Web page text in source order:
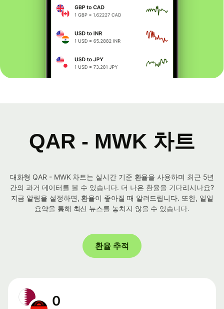
QAR - MWK 차트
대화형 QAR - MWK 차트는 실시간 기준 환율을 사용하며 최근 5년
간의 과거 데이터를 볼 수 있습니다. 더 나은 환율을 기다리시나요?
지금 알림을 설정하면, 환율이 좋아질 때 알려드립니다. 또한, 일일
요약을 통해 최신 뉴스를 놓치지 않을 수 있습니다.
환율 추적
0